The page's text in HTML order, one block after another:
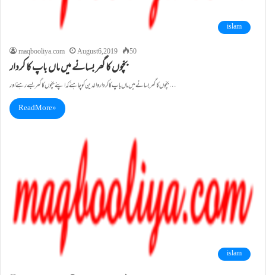
islam
maqbooliya.com
August 6, 2019 50
بچّوں کا گھر بسانے میں ماں باپ کا کردار
بچّوں کا گھر بسانے میں ماں باپ کا کردار والدین کو چاہئے کہ اپنے بچّوں کا گھر بسے رہنے اور…
Read More »
islam